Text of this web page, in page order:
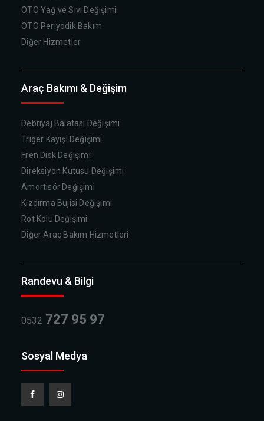
OTO Yağ ve Sıvı Değişimi
OTO Periyodik Bakım
Diğer Hizmetler
Araç Bakımı & Değişim
Debriyaj Balatası Değişimi
Triger Kayışı Değişimi
Fren Disk Değişimi
Direksiyon Kutusu Değişimi
Amortisör Değişimi
Kızdırma Bujisi Değişimi
Rot Kolu Değişimi
Diğer Araç Bakım Hizmetleri
Randevu & Bilgi
0532 727 95 97
Sosyal Medya